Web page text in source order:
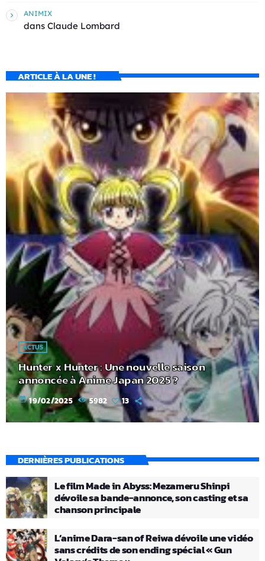
ANIMIX
dans Claude Lombard
ARTICLE À LA UNE !
ACTUS
Hunter x Hunter : Une nouvelle saison
annoncée à Anime Japan 2025 ?
today 19/02/2025 5982 13
DERNIÈRES PUBLICATIONS
Le film Made in Abyss: Mezameru Shinpi
dévoile sa bande-annonce, son casting et sa
chanson principale
L’anime Dara-san of Reiwa dévoile une vidéo
sans crédits de son ending spécial « Gun